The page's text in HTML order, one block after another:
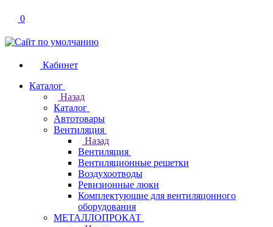
0
Кабинет
Каталог
Назад
Каталог
Автотовары
Вентиляция
Назад
Вентиляция
Вентиляционные решетки
Воздухоотводы
Ревизионные люки
Комплектующие для вентиляцонного
оборудования
МЕТАЛЛОПРОКАТ